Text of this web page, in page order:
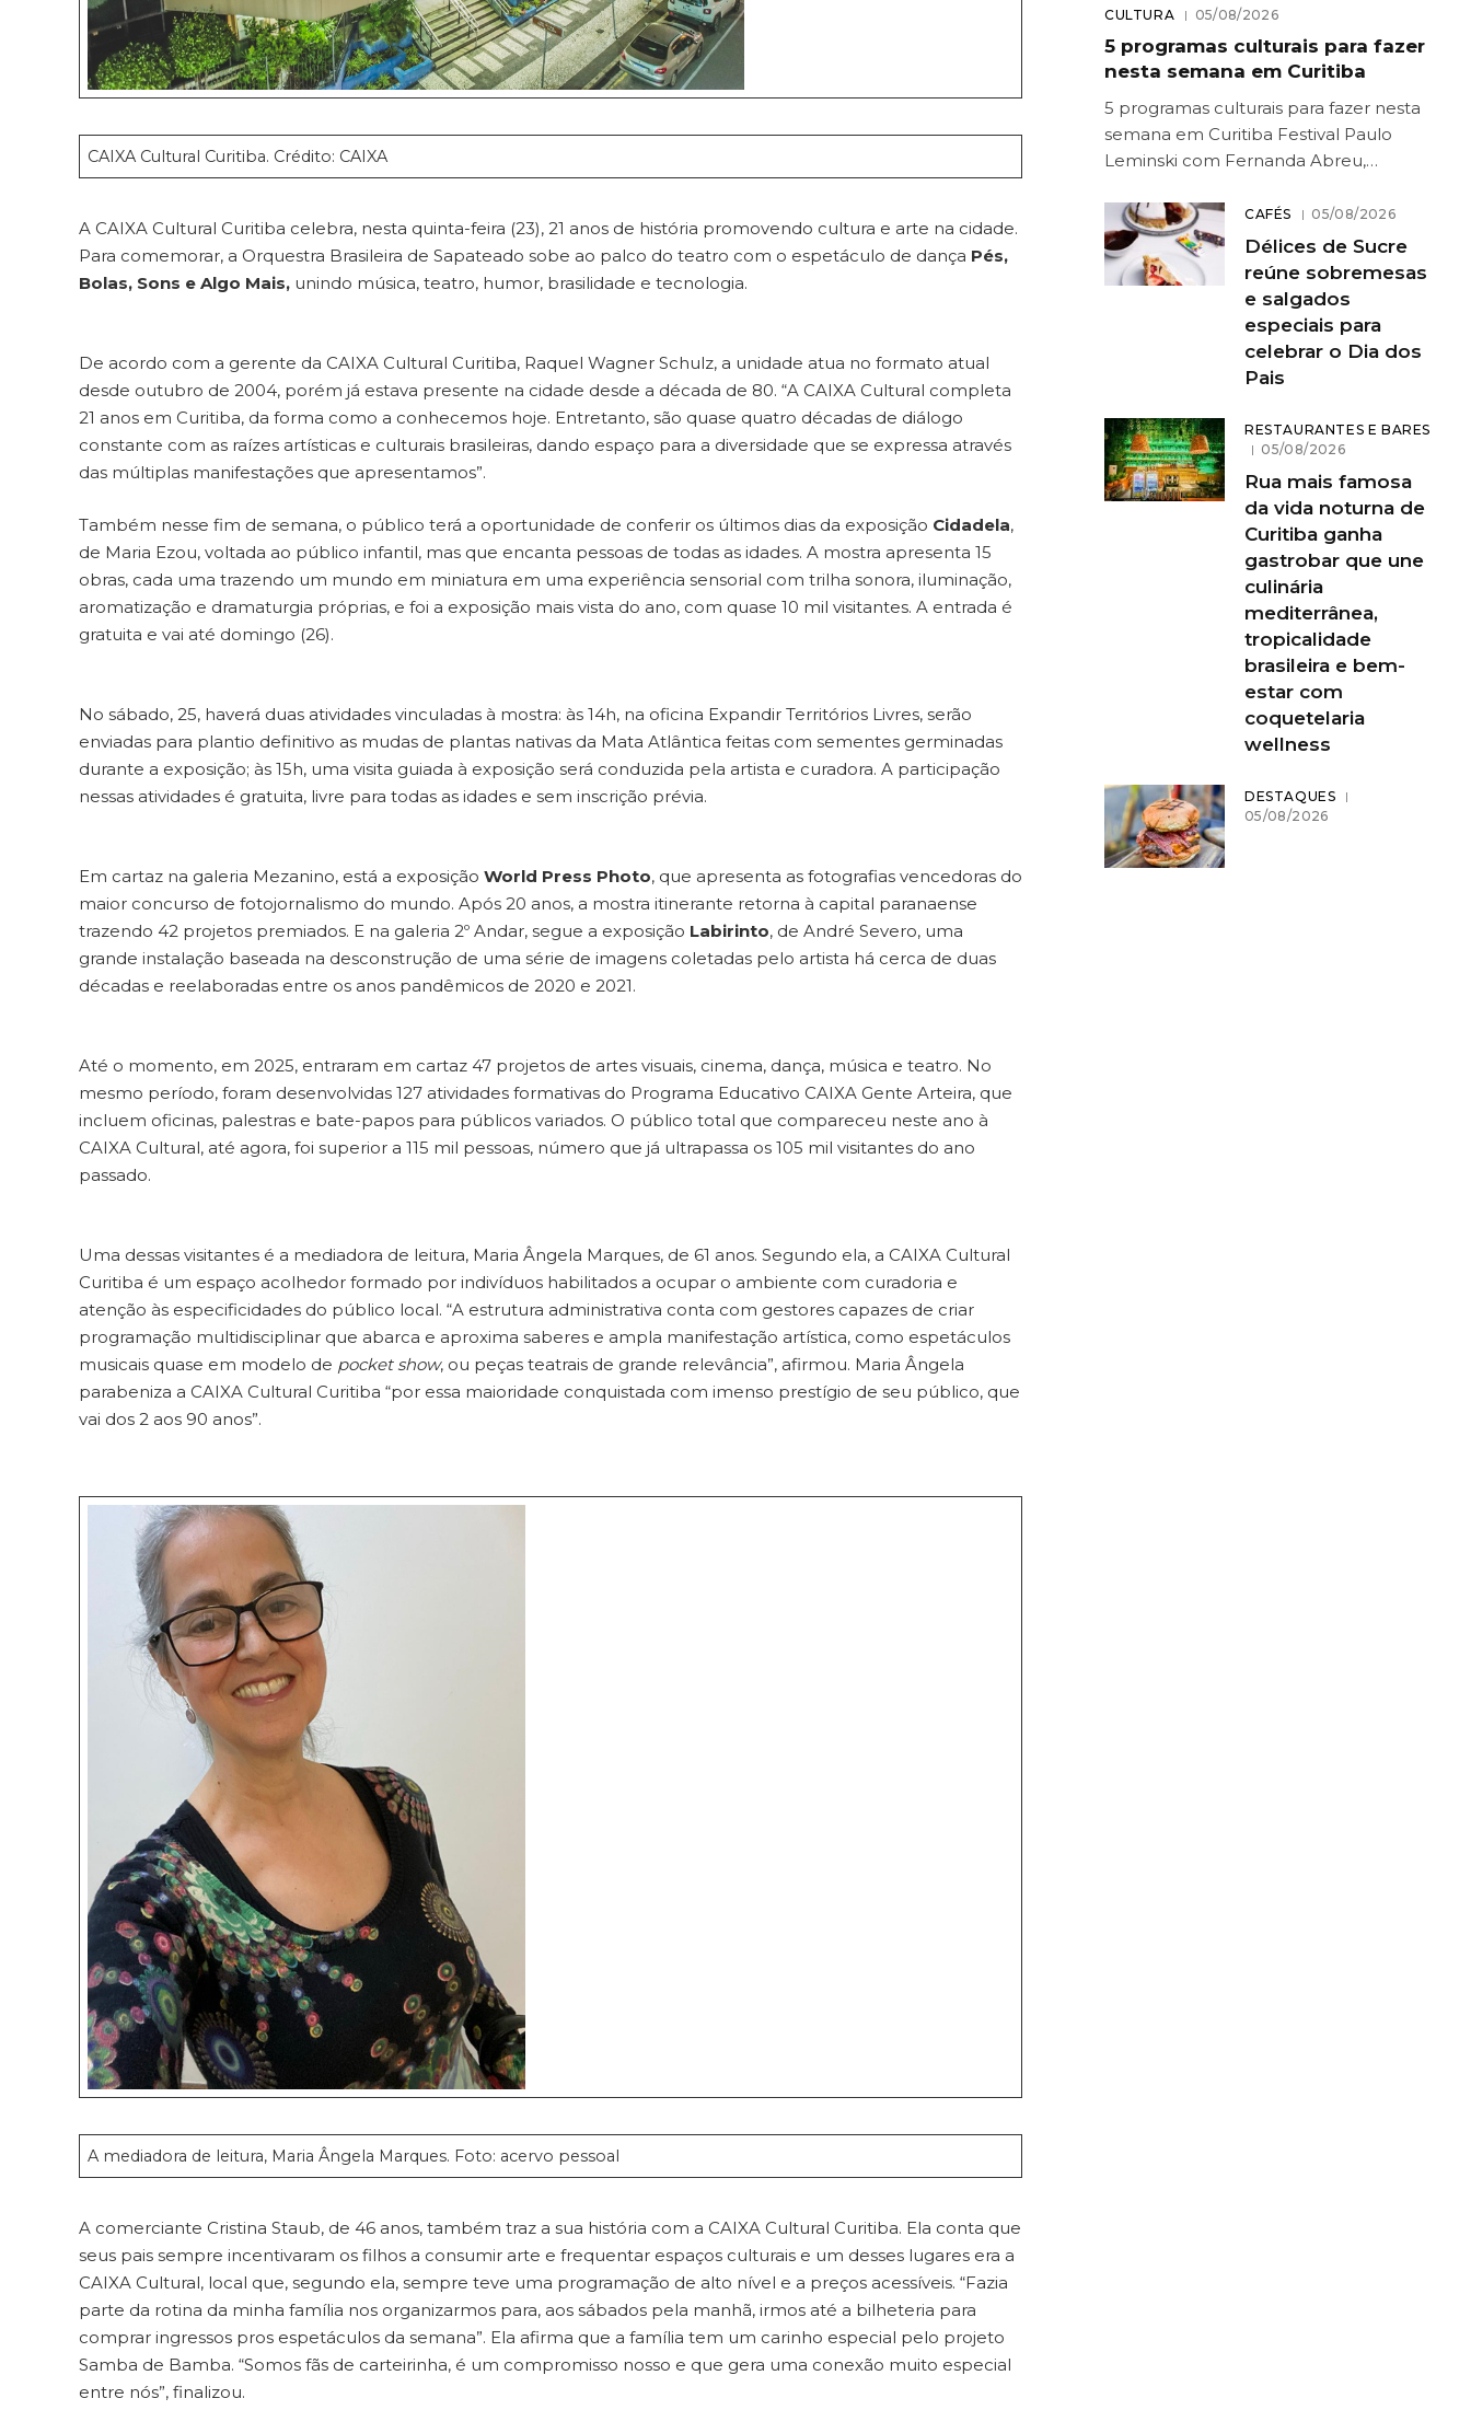
CAIXA Cultural Curitiba. Crédito: CAIXA
A CAIXA Cultural Curitiba celebra, nesta quinta-feira (23), 21 anos de história promovendo cultura e arte na cidade.
Para comemorar, a Orquestra Brasileira de Sapateado sobe ao palco do teatro com o espetáculo de dança Pés,
Bolas, Sons e Algo Mais,unindo música, teatro, humor, brasilidade e tecnologia.
De acordo com a gerente da CAIXA Cultural Curitiba, Raquel Wagner Schulz, a unidade atua no formato atual
desde outubro de 2004, porém já estava presente na cidade desde a década de 80. “A CAIXA Cultural completa
21 anos em Curitiba, da forma como a conhecemos hoje. Entretanto, são quase quatro décadas de diálogo
constante com as raízes artísticas e culturais brasileiras, dando espaço para a diversidade que se expressa através
das múltiplas manifestações que apresentamos”.
Também nesse fim de semana, o público terá a oportunidade de conferir os últimos dias da exposição Cidadela,
de Maria Ezou, voltada ao público infantil, mas que encanta pessoas de todas as idades. A mostra apresenta 15
obras, cada uma trazendo um mundo em miniatura em uma experiência sensorial com trilha sonora, iluminação,
aromatização e dramaturgia próprias, e foi a exposição mais vista do ano, com quase 10 mil visitantes. A entrada é
gratuita e vai até domingo (26).
No sábado, 25, haverá duas atividades vinculadas à mostra: às 14h, na oficina Expandir Territórios Livres, serão
enviadas para plantio definitivo as mudas de plantas nativas da Mata Atlântica feitas com sementes germinadas
durante a exposição; às 15h, uma visita guiada à exposição será conduzida pela artista e curadora. A participação
nessas atividades é gratuita, livre para todas as idades e sem inscrição prévia.
Em cartaz na galeria Mezanino, está a exposição World Press Photo, que apresenta as fotografias vencedoras do
maior concurso de fotojornalismo do mundo. Após 20 anos, a mostra itinerante retorna à capital paranaense
trazendo 42 projetos premiados. E na galeria 2º Andar, segue a exposição Labirinto, de André Severo, uma
grande instalação baseada na desconstrução de uma série de imagens coletadas pelo artista há cerca de duas
décadas e reelaboradas entre os anos pandêmicos de 2020 e 2021.
Até o momento, em 2025, entraram em cartaz 47 projetos de artes visuais, cinema, dança, música e teatro. No
mesmo período, foram desenvolvidas 127 atividades formativas do Programa Educativo CAIXA Gente Arteira, que
incluem oficinas, palestras e bate-papos para públicos variados. O público total que compareceu neste ano à
CAIXA Cultural, até agora, foi superior a 115 mil pessoas, número que já ultrapassa os 105 mil visitantes do ano
passado.
Uma dessas visitantes é a mediadora de leitura, Maria Ângela Marques, de 61 anos. Segundo ela, a CAIXA Cultural
Curitiba é um espaço acolhedor formado por indivíduos habilitados a ocupar o ambiente com curadoria e
atenção às especificidades do público local. “A estrutura administrativa conta com gestores capazes de criar
programação multidisciplinar que abarca e aproxima saberes e ampla manifestação artística, como espetáculos
musicais quase em modelo de pocket show, ou peças teatrais de grande relevância”, afirmou. Maria Ângela
parabeniza a CAIXA Cultural Curitiba “por essa maioridade conquistada com imenso prestígio de seu público, que
vai dos 2 aos 90 anos”.
A mediadora de leitura, Maria Ângela Marques. Foto: acervo pessoal
A comerciante Cristina Staub, de 46 anos, também traz a sua história com a CAIXA Cultural Curitiba. Ela conta que
seus pais sempre incentivaram os filhos a consumir arte e frequentar espaços culturais e um desses lugares era a
CAIXA Cultural, local que, segundo ela, sempre teve uma programação de alto nível e a preços acessíveis. “Fazia
parte da rotina da minha família nos organizarmos para, aos sábados pela manhã, irmos até a bilheteria para
comprar ingressos pros espetáculos da semana”. Ela afirma que a família tem um carinho especial pelo projeto
Samba de Bamba. “Somos fãs de carteirinha, é um compromisso nosso e que gera uma conexão muito especial
entre nós”, finalizou.
CULTURA 05/08/2026
5 programas culturais para fazer
nesta semana em Curitiba
5 programas culturais para fazer nesta
semana em Curitiba Festival Paulo
Leminski com Fernanda Abreu,…
CAFÉS 05/08/2026
Délices de Sucre
reúne sobremesas
e salgados
especiais para
celebrar o Dia dos
Pais
RESTAURANTES E BARES
05/08/2026
Rua mais famosa
da vida noturna de
Curitiba ganha
gastrobar que une
culinária
mediterrânea,
tropicalidade
brasileira e bem-
estar com
coquetelaria
wellness
DESTAQUES
05/08/2026